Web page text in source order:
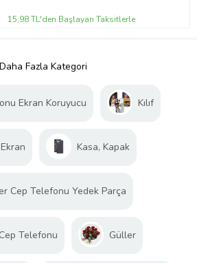
15,98 TL'den Başlayan Taksitlerle
Daha Fazla Kategori
Ekran Koruyucu Kılıf
Kasa, Kapak
Cep Telefonu Yedek Parça
Telefonu Güller